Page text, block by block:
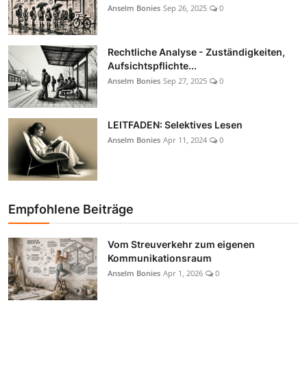
Anselm Bonies Sep 26, 2025 0
Rechtliche Analyse - Zuständigkeiten,
Aufsichtspflichte...
Anselm Bonies Sep 27, 2025 0
LEITFADEN: Selektives Lesen
Anselm Bonies Apr 11, 2024 0
Empfohlene Beiträge
Vom Streuverkehr zum eigenen
Kommunikationsraum
Anselm Bonies Apr 1, 2026 0